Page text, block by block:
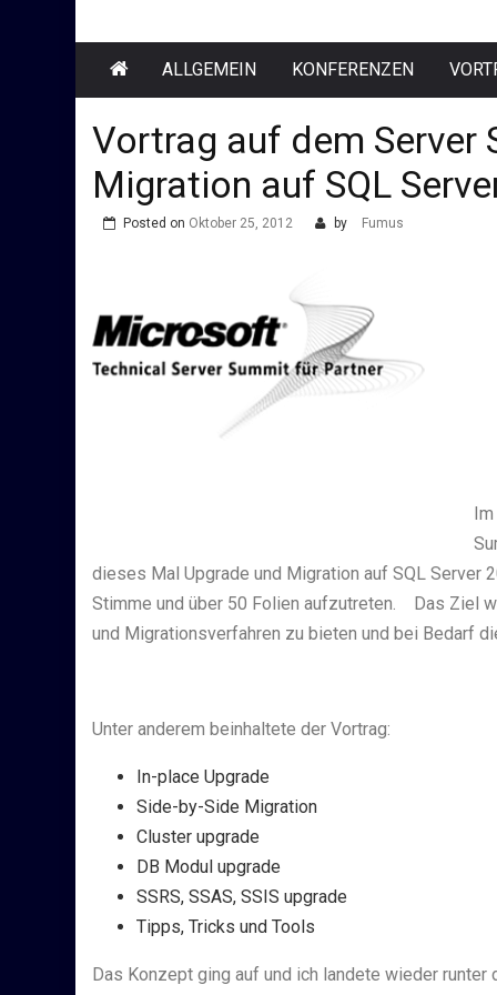
ALLGEMEIN KONFERENZEN
Vortrag auf dem Server
Migration auf SQL
Posted on Oktober 25, 2012 by Fumus
dieses Mal Upgrade und Migration auf SQL Server
Stimme und über 50 Folien aufzutreten. Das Ziel
und Migrationsverfahren zu bieten und bei Bedarf
Unter anderem beinhaltete der Vortrag:
In-place Upgrade
Side-by-Side Migration
Cluster upgrade
DB Modul upgrade
SSRS, SSAS, SSIS upgrade
Tipps, Tricks und Tools
Das Konzept ging auf und ich landete wieder runter